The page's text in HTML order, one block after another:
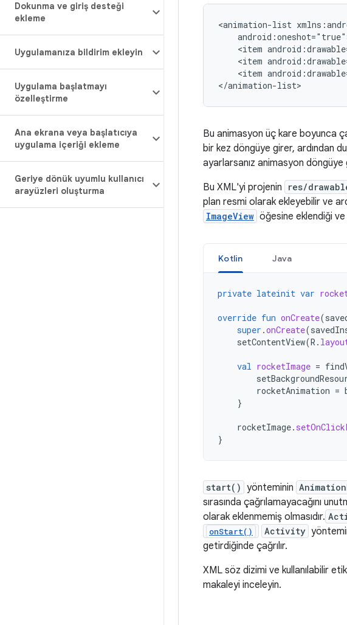
Dokunma ve giriş desteği
ekleme
Uygulamanıza bildirim ekleyin
Uygulama başlatmayı
özelleştirme
Ana ekrana veya başlatıcıya
uygulama içeriği ekleme
Geriye dönük uyumlu kullanıcı
arayüzleri oluşturma
<animation-list
<item
<item
<item
</animation-list>
Bu animasyon üç kare boyunca
bir kez döngüye girer, ardından
ayarlarsanız animasyon döngüye
Bu XML'yi projenin
res/
plan resmi olarak ekleyebilir ve
ImageView öğesine eklendiği
Kotlin Java
private lateinit var
override fun onCreate(
super .onCreate(
setContentView(R .
val rocketImage =
rocketAnimation =
}
rocketImage.
}
start() yönteminin
sırasında çağrılamayacağını
olarak eklenmemiş olmasıdır.
onStart() Activity
getirdiğinde çağrılır.
XML söz dizimi ve kullanılabilir
makaleyi inceleyin.